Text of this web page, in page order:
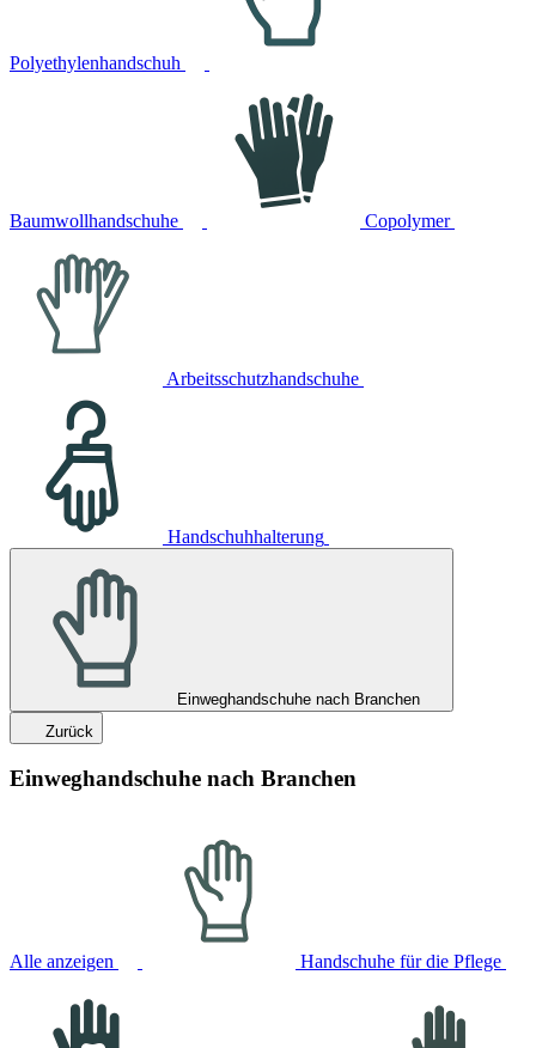
Polyethylenhandschuh
Baumwollhandschuhe Copolymer
Arbeitsschutzhandschuhe
Handschuhhalterung
Einweghandschuhe nach Branchen
Zurück
Einweghandschuhe nach Branchen
Alle anzeigen Handschuhe für die Pflege